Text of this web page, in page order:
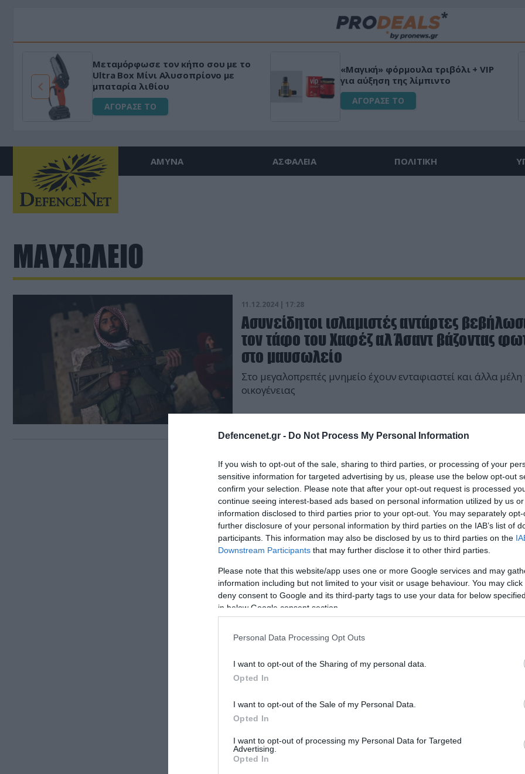
Defencenet.gr - Do Not Process My Personal Information
If you wish to opt-out of the sale, sharing to third parties, or processing of your
sensitive information for targeted advertising by us, please use the below opt-out
confirm your selection. Please note that after your opt-out request is processed
continue seeing interest-based ads based on personal information utilized by us
information disclosed to third parties prior to your opt-out. You may separately
further disclosure of your personal information by third parties on the IAB’s list of
participants. This information may also be disclosed by us to third parties on the
Downstream Participants that may further disclose it to other third parties.
Please note that this website/app uses one or more Google services and may
information including but not limited to your visit or usage behaviour. You may
deny consent to Google and its third-party tags to use your data for below
in below Google consent section.
Personal Data Processing Opt Outs
I want to opt-out of the Sharing of my personal data.
Opted In
I want to opt-out of the Sale of my Personal Data.
Opted In
I want to opt-out of processing my Personal Data for Targeted
Advertising.
Opted In
Μεταμόρφωσε τον κήπο σου με το
Ultra Box Μίνι Αλυσοπρίονο με
μπαταρία λιθίου
ΑΓΟΡΑΣΕ ΤΟ
«Μαγική» φόρμουλα τριβόλι + VIP
για αύξηση της λίμπιντο
ΑΓΟΡΑΣΕ ΤΟ
ΑΜΥΝΑ ΑΣΦΑΛΕΙΑ ΠΟΛΙΤΙΚΗ
ΜΑΥΣΩΛΕΙΟ
11.12.2024 | 17:28
Ασυνείδητοι ισλαμιστές αντάρτες
τον τάφο του Χαφέζ αλ Άσαντ βάζοντας
στο μαυσωλείο
Στο μεγαλοπρεπές μνημείο έχουν ενταφιαστεί και άλλα μέλη
οικογένειας